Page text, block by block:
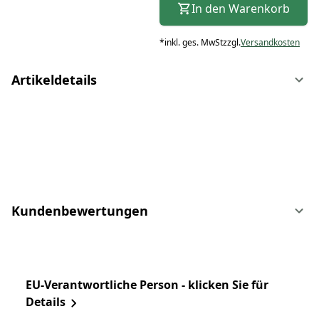
In den Warenkorb
*inkl. ges. MwStzzgl.Versandkosten
Artikeldetails
Kundenbewertungen
EU-Verantwortliche Person - klicken Sie für
Details